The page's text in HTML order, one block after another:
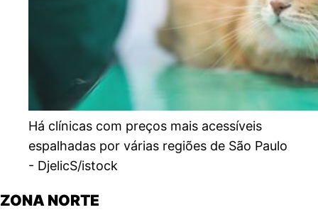
Há clínicas com preços mais acessíveis
espalhadas por várias regiões de São Paulo
- DjelicS/istock
ZONA NORTE